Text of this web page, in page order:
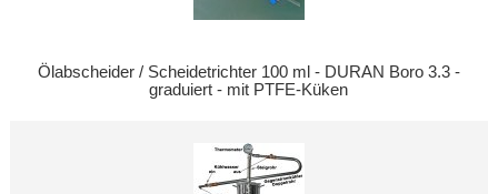
Ölabscheider / Scheidetrichter 100 ml - DURAN Boro 3.3 -
graduiert - mit PTFE-Küken